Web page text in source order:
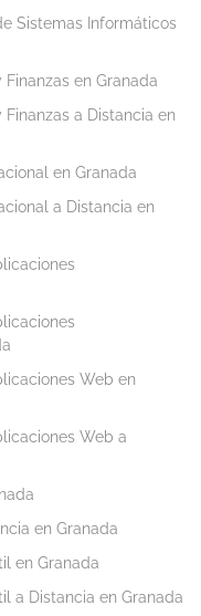
Sistemas Informáticos
en Granada
a Distancia en
en Granada
a Distancia en
Web en
Web a
en Granada
en Granada
a Distancia en Granada